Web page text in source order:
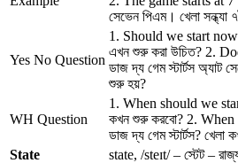
সেভেন পিএম। খেলা সন্ধ্যা
Yes No Question
1. Should we start now?
এখন শুরু করা উচিত? 2.
ডাজ দ্য গেম স্টার্টস অ্যাট
শুরু হয়?
WH Question
1. When should we
কখন শুরু করবো? 2. When
ডাজ দ্য গেম স্টার্টস? খেলা
State
state, /steɪt/ – স্টেট –